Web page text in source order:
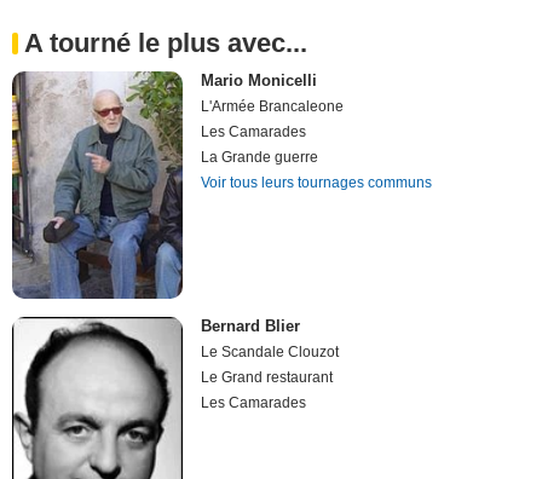
A tourné le plus avec...
Mario Monicelli
L'Armée Brancaleone
Les Camarades
La Grande guerre
Voir tous leurs tournages communs
Bernard Blier
Le Scandale Clouzot
Le Grand restaurant
Les Camarades